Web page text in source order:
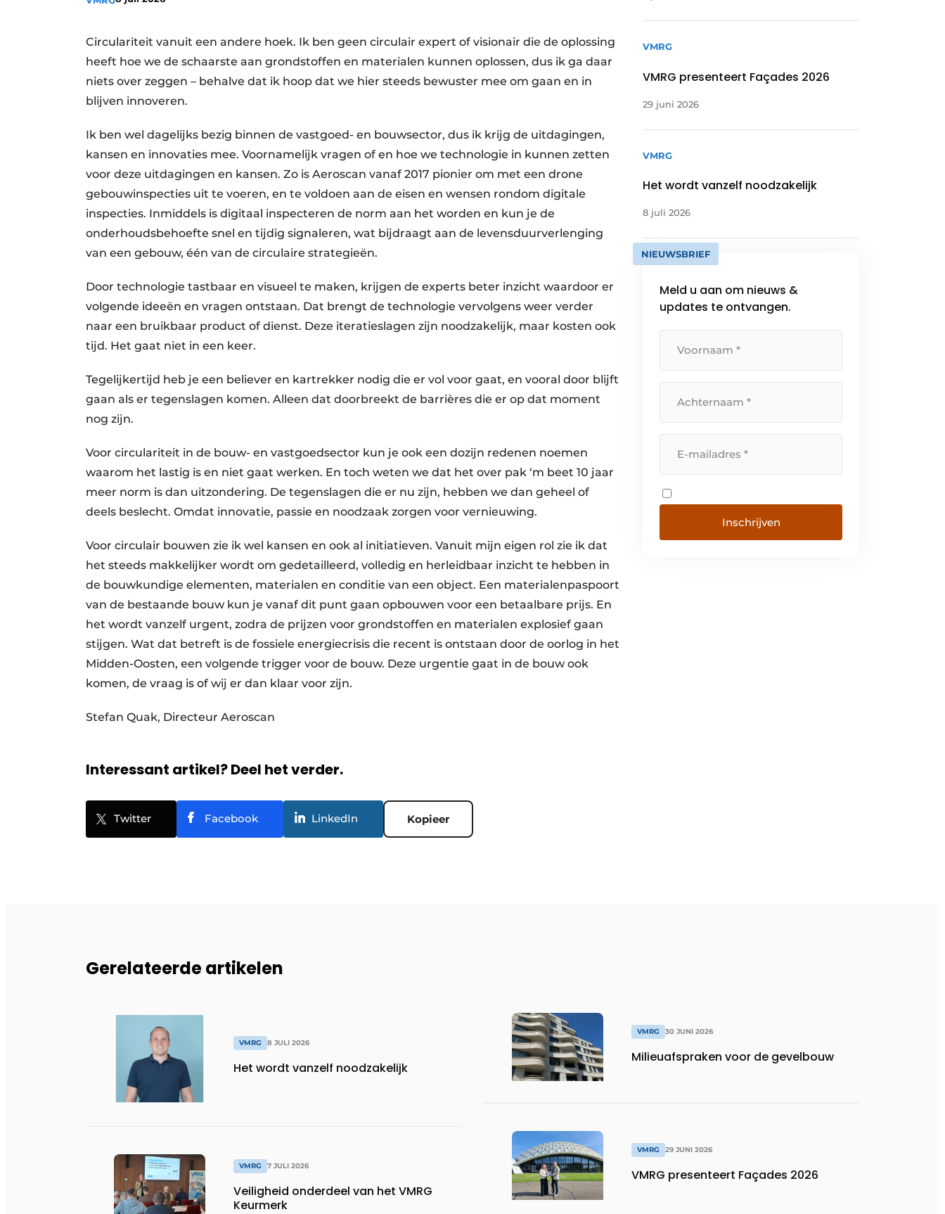
Vacature aanmelden
Vacatures
Video’s
Circulariteit vanuit een andere hoek. Ik ben geen circulair expert of visionair die de oplossing
heeft hoe we de schaarste aan grondstoffen en materialen kunnen oplossen, dus ik ga daar
niets over zeggen – behalve dat ik hoop dat we hier steeds bewuster mee om gaan en in
blijven innoveren.
Ik ben wel dagelijks bezig binnen de vastgoed- en bouwsector, dus ik krijg de uitdagingen,
kansen en innovaties mee. Voornamelijk vragen of en hoe we technologie in kunnen zetten
voor deze uitdagingen en kansen. Zo is Aeroscan vanaf 2017 pionier om met een drone
gebouwinspecties uit te voeren, en te voldoen aan de eisen en wensen rondom digitale
inspecties. Inmiddels is digitaal inspecteren de norm aan het worden en kun je de
onderhoudsbehoefte snel en tijdig signaleren, wat bijdraagt aan de levensduurverlenging
van een gebouw, één van de circulaire strategieën.
Door technologie tastbaar en visueel te maken, krijgen de experts beter inzicht waardoor er
volgende ideeën en vragen ontstaan. Dat brengt de technologie vervolgens weer verder
naar een bruikbaar product of dienst. Deze iteratieslagen zijn noodzakelijk, maar kosten ook
tijd. Het gaat niet in een keer.
Tegelijkertijd heb je een believer en kartrekker nodig die er vol voor gaat, en vooral door blijft
gaan als er tegenslagen komen. Alleen dat doorbreekt de barrières die er op dat moment
nog zijn.
Voor circulariteit in de bouw- en vastgoedsector kun je ook een dozijn redenen noemen
waarom het lastig is en niet gaat werken. En toch weten we dat het over pak ‘m beet 10 jaar
meer norm is dan uitzondering. De tegenslagen die er nu zijn, hebben we dan geheel of
deels beslecht. Omdat innovatie, passie en noodzaak zorgen voor vernieuwing.
Voor circulair bouwen zie ik wel kansen en ook al initiatieven. Vanuit mijn eigen rol zie ik dat
het steeds makkelijker wordt om gedetailleerd, volledig en herleidbaar inzicht te hebben in
de bouwkundige elementen, materialen en conditie van een object. Een materialenpaspoort
van de bestaande bouw kun je vanaf dit punt gaan opbouwen voor een betaalbare prijs. En
het wordt vanzelf urgent, zodra de prijzen voor grondstoffen en materialen explosief gaan
stijgen. Wat dat betreft is de fossiele energiecrisis die recent is ontstaan door de oorlog in het
Midden-Oosten, een volgende trigger voor de bouw. Deze urgentie gaat in de bouw ook
komen, de vraag is of wij er dan klaar voor zijn.
Stefan Quak, Directeur Aeroscan ‎‎
Interessant artikel? Deel het verder.
Twitter Facebook LinkedIn Kopieer
VMRG
VMRG presenteert Façades 2026
29 juni 2026
VMRG
Het wordt vanzelf noodzakelijk
8 juli 2026
NIEUWSBRIEF
Meld u aan om nieuws &
updates te ontvangen.
Inschrijven
Gerelateerde artikelen
VMRG 8 JULI 2026
Het wordt vanzelf noodzakelijk
VMRG 7 JULI 2026
Veiligheid onderdeel van het VMRG
Keurmerk
VMRG 30 JUNI 2026
Milieuafspraken voor de gevelbouw
VMRG 29 JUNI 2026
VMRG presenteert Façades 2026